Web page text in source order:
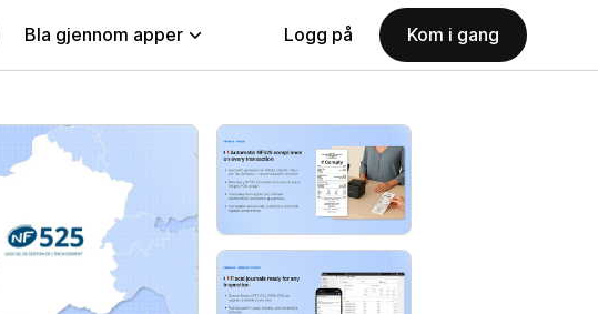
Bla gjennom apper Logg på Kom i gang